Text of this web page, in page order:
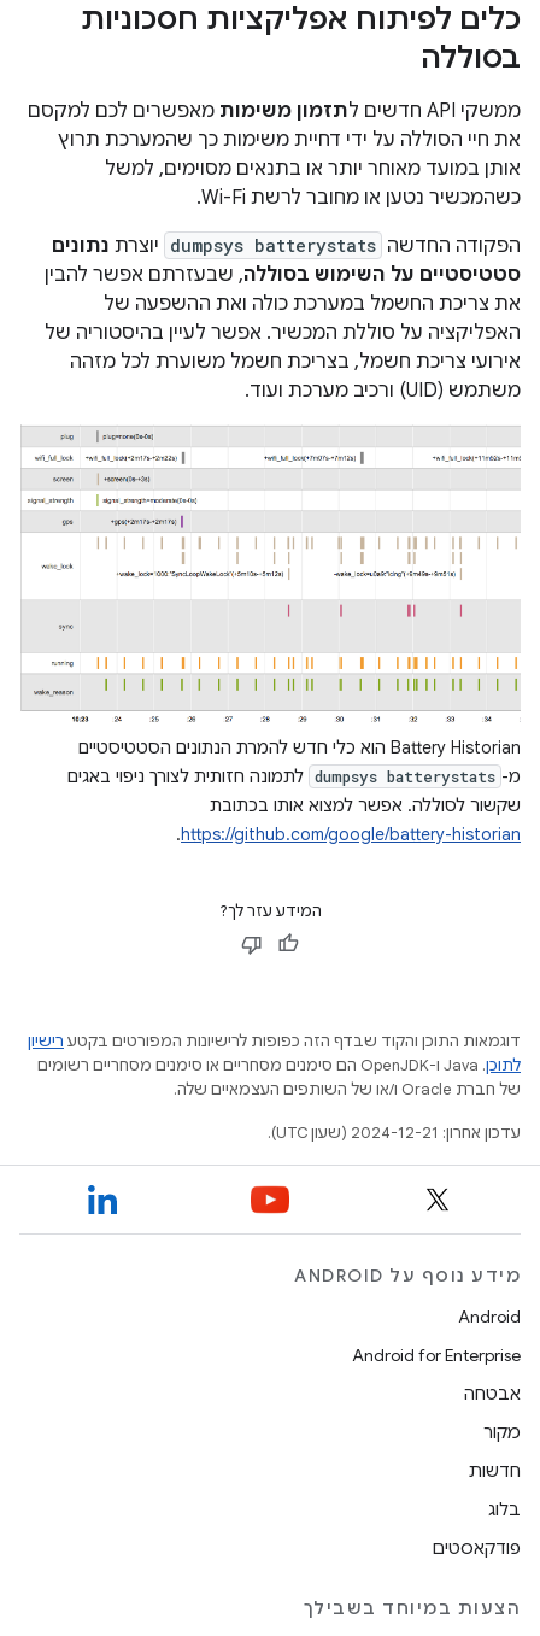
כלים לפיתוח אפליקציות חסכוניות
בסוללה
ממשקי API חדשים ל תזמון משימות מאפשרים לכם למקסם
את חיי הסוללה על ידי דחיית משימות כך שהמערכת תרוץ
אותן במועד מאוחר יותר או בתנאים מסוימים, למשל
כשהמכשיר נטען או מחובר לרשת Wi-Fi.
הפקודה החדשה dumpsys batterystats יוצרת נתונים
סטטיסטיים על השימוש בסוללה, שבעזרתם אפשר להבין
את צריכת החשמל במערכת כולה ואת ההשפעה של
האפליקציה על סוללת המכשיר. אפשר לעיין בהיסטוריה של
אירועי צריכת חשמל, בצריכת חשמל משוערת לכל מזהה
משתמש (UID) ורכיב מערכת ועוד.
Battery Historian הוא כלי חדש להמרת הנתונים הסטטיסטיים
מ- dumpsys batterystats לתמונה חזותית לצורך ניפוי באגים
שקשור לסוללה. אפשר למצוא אותו בכתובת
https://github.com/google/battery-historian
.
המידע עזר לך?
דוגמאות התוכן והקוד שבדף הזה כפופות לרישיונות המפורטים בקטע רישיון
לתוכן
.‏ Java ו-OpenJDK הם סימנים מסחריים או סימנים מסחריים רשומים
של חברת Oracle ו/או של השותפים העצמאיים שלה.
עדכון אחרון: 2024-12-21 (שעון UTC).
מידע נוסף על ANDROID
Android
Android for Enterprise
אבטחה
מקור
חדשות
בלוג
פודקאסטים
הצעות במיוחד בשבילך